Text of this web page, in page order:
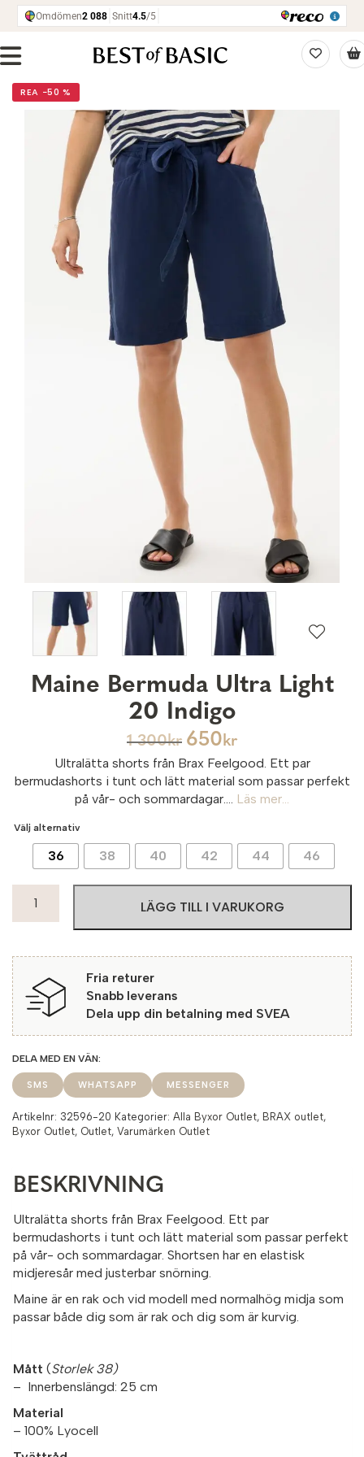
REA −50 %
Maine Bermuda Ultra Light
20 Indigo
1 300kr 650 kr
Ultralätta shorts från Brax Feelgood. Ett par
bermudashorts i tunt och lätt material som passar perfekt
på vår- och sommardagar....
Läs mer...
Välj alternativ
36 38 40 42 44 46
Bermuda
20
Indigo
mängd
LÄGG TILL I VARUKORG
Fria returer
Snabb leverans
Dela upp din betalning med SVEA
SMS WHATSAPP MESSENGER
Artikelnr: 32596-20 Kategorier: Alla Byxor Outlet, BRAX outlet,
Byxor Outlet, Outlet, Varumärken Outlet
BESKRIVNING
Ultralätta shorts från Brax Feelgood. Ett par
bermudashorts i tunt och lätt material som passar perfekt
på vår- och sommardagar. Shortsen har en elastisk
midjeresår med justerbar snörning.
Maine är en rak och vid modell med normalhög midja som
passar både dig som är rak och dig som är kurvig.
Mått (Storlek 38)
– Innerbenslängd: 25 cm
Material
– 100% Lyocell